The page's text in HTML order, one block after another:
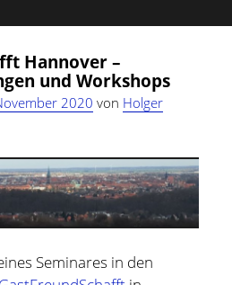
Vorlagen zum Ausdrucken
Grafiken
Hildesheim
Hannover –
und Workshops
2020 von Holger
Seminares in den